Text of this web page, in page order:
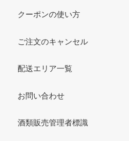
クーポンの使い方
ご注文のキャンセル
配送エリア一覧
お問い合わせ
酒類販売管理者標識